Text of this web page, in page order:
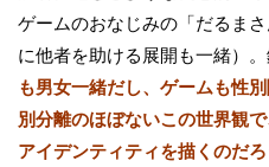
ゲームのおなじみの「だるま
に他者を助ける展開も一緒）
も男女一緒だし、ゲームも性
別分離のほぼないこの世界観
アイデンティティを描くのだろ